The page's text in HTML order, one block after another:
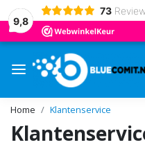
9,8
73
Home Klantenservice